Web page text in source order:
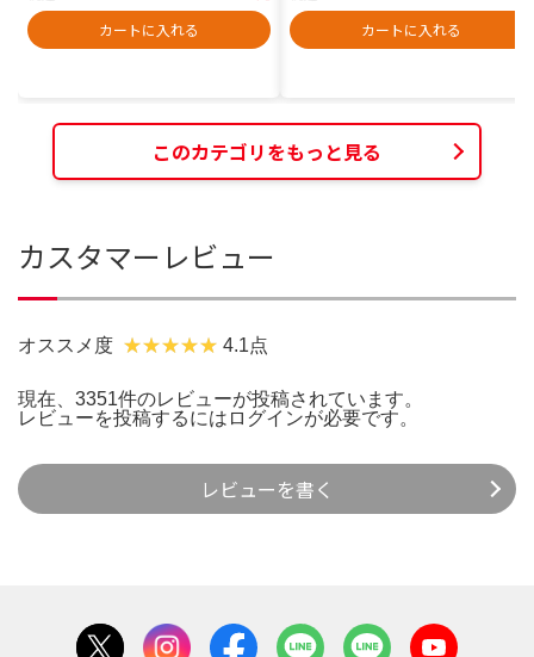
カートに入れる
カートに入れる
このカテゴリをもっと見る
カスタマーレビュー
オススメ度 4.1点
現在、3351件のレビューが投稿されています。
レビューを投稿するには ログインが必要です。
レビューを書く